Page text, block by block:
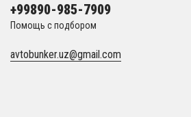
+99890-985-7909
Помощь с подбором
avtobunker.uz@gmail.com